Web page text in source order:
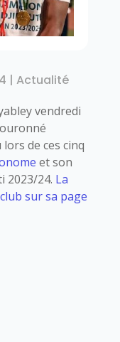
| Actualité
vendredi
de ces cinq
et son
2023/24. La
sur sa page